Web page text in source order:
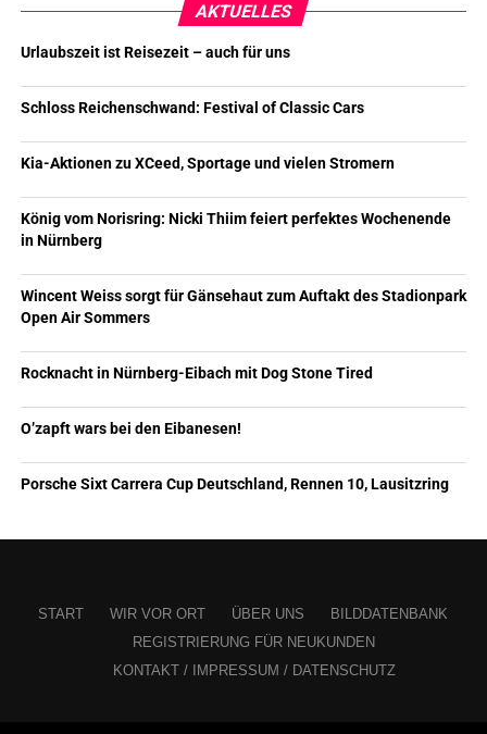
AKTUELLES
Urlaubszeit ist Reisezeit – auch für uns
Schloss Reichenschwand: Festival of Classic Cars
Kia-Aktionen zu XCeed, Sportage und vielen Stromern
König vom Norisring: Nicki Thiim feiert perfektes Wochenende
in Nürnberg
Wincent Weiss sorgt für Gänsehaut zum Auftakt des Stadionpark
Open Air Sommers
Rocknacht in Nürnberg-Eibach mit Dog Stone Tired
O’zapft wars bei den Eibanesen!
Porsche Sixt Carrera Cup Deutschland, Rennen 10, Lausitzring
START WIR VOR ORT ÜBER UNS
BILDDATENBANK
REGISTRIERUNG FÜR NEUKUNDEN
KONTAKT / IMPRESSUM / DATENSCHUTZ